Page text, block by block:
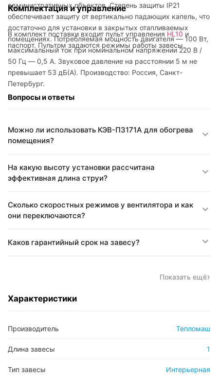
административных объектов. Степень защиты IP21
обеспечивает защиту от вертикально падающих капель, что
достаточно для установки в закрытых отапливаемых
помещениях. Потребляемая мощность двигателя — 100 Вт,
максимальный ток при номинальном напряжении 220 В /
50 Гц — 0,5 А. Звуковое давление на расстоянии 5 м не
превышает 53 дБ(А). Производство: Россия, Санкт-
Петербург.
Комплектация и управление
В комплект поставки входит пульт управления HL10 и
паспорт. Пультом задаются режимы работы завесы.
Вопросы и ответы
Можно ли использовать КЭВ-П3171A для обогрева
помещения?
На какую высоту установки рассчитана
эффективная длина струи?
Сколько скоростных режимов у вентилятора и как
они переключаются?
Каков гарантийный срок на завесу?
Показать ещё
Характеристики
Производитель Тепломаш
Длина завесы 1
Тип завесы Интерьерная